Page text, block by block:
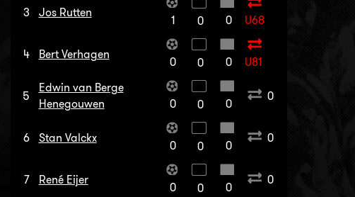
3 Jos Rutten
1 0 0 U68
4 Bert Verhagen
0 0 0 U81
5
Edwin van Berge
Henegouwen
0 0 0
0
6 Stan Valckx
0 0 0
0
7 René Eijer
0 0 0
0